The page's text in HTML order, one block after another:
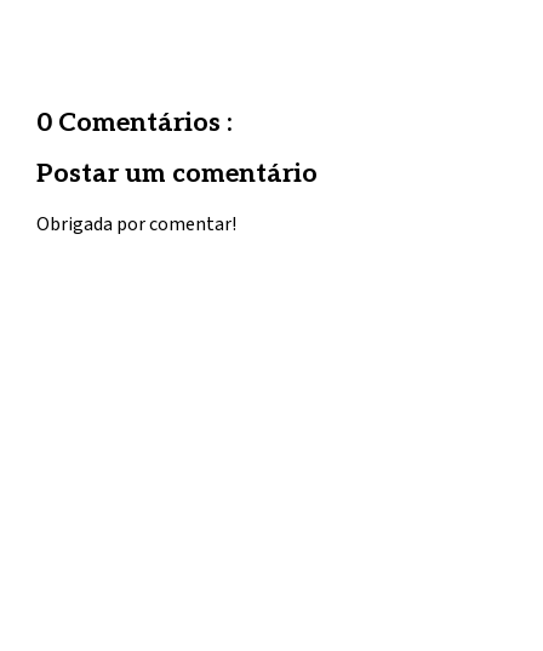
0 Comentários :
Postar um comentário
Obrigada por comentar!